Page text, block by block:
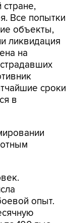
стране,
Все попытки
объекты,
ликвидация
на
сроки
в
опыт.